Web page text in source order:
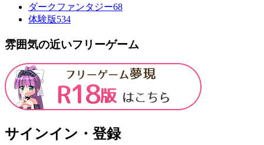
ダークファンタジー68
体験版534
雰囲気の近いフリーゲーム
サインイン・登録